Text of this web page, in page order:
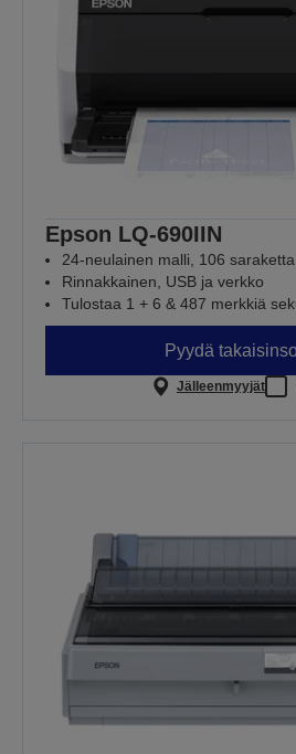
Epson LQ-690IIN
24-neulainen malli, 106 saraketta
Rinnakkainen, USB ja verkko
Tulostaa 1 + 6 & 487 merkkiä
Pyydä
Jälleenmyyjät